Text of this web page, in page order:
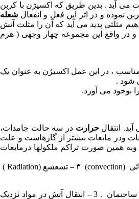
می آید . بدین طریق که اکسیژن با کربن
نموده و در اثر این فعل و انفعال شعله
مثلثی پدید می آید که آن را مثلث آتش
و در واقع این مجموعه چهار وجهی ( هرم
، در این عمل اکسیژن به عنوان یک
شود .
بوجود می آورد.
انتقالحرارت در سه حالت جامدات،
ودر مایعات بیشتر از گازهاست و علت
همین صورت تراکم ملکولها درمایعات
(convection) ۳ – تشعشع ( ( Radiation
۱ – باد . 2 – ریختن مایعات قابل اشتعال وجاری شدن آن در کف ساختمان . 3 – انتقال آتش در مواد نزدیک